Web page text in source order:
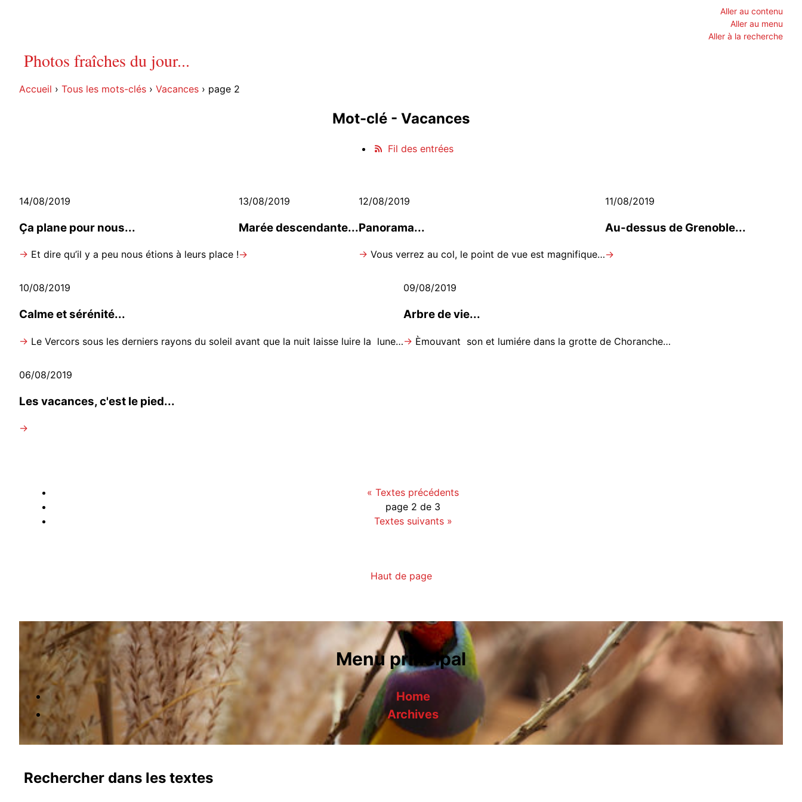
Aller au contenu
Aller au menu
Aller à la recherche
Photos fraîches du jour...
Accueil › Tous les mots-clés › Vacances › page 2
Mot-clé - Vacances
Fil des entrées
14/08/2019
Ça plane pour nous...
→ Et dire qu’il y a peu nous étions à leurs place !
13/08/2019
Marée descendante...
→
12/08/2019
Panorama...
→ Vous verrez au col, le point de vue est magnifique…
11/08/2019
Au-dessus de Grenoble...
→
10/08/2019
Calme et sérénité...
→ Le Vercors sous les derniers rayons du soleil avant que la nuit laisse luire la lune…
09/08/2019
Arbre de vie...
→ Èmouvant son et lumiére dans la grotte de Choranche…
06/08/2019
Les vacances, c'est le pied...
→
« Textes précédents
page active">
page 2 de 3
Textes suivants»
Haut de page
Menu principal
Home
Archives
Rechercher dans les textes